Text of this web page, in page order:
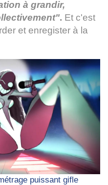
à grandir,
. Et c'est
et enregister à la
puissant gifle